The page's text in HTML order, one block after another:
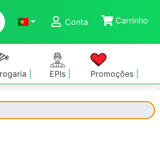
Conta
Carrinho
EPIs Promoções